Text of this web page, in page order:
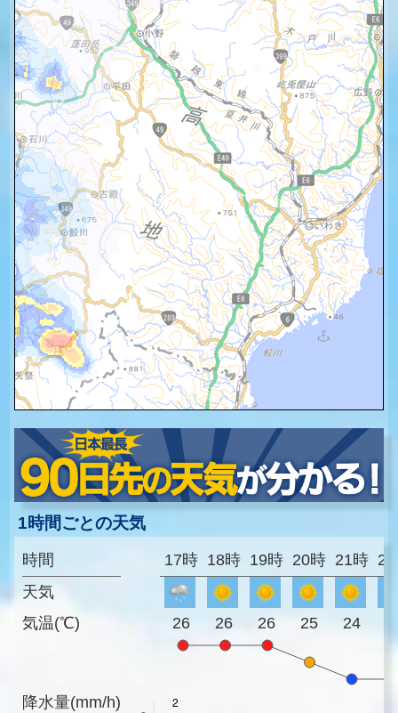
1時間ごとの天気
時間
天気
気温(℃)
降水量(mm/h)
17時 18時 19時 20時 21時
26 26 26 25 24